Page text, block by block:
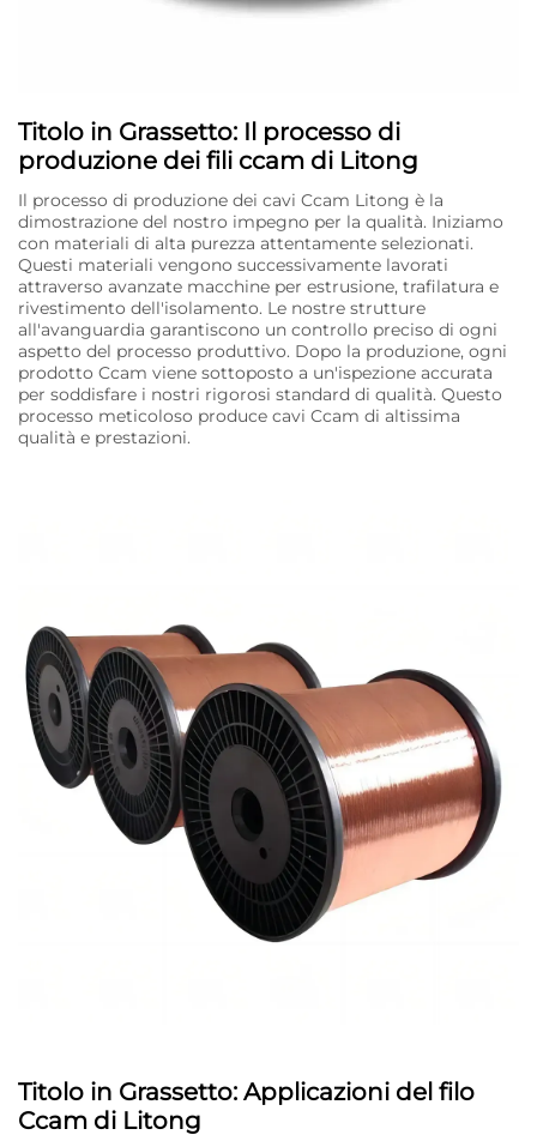
Titolo in Grassetto: Il processo di
produzione dei fili ccam di Litong
Il processo di produzione dei cavi Ccam Litong è la
dimostrazione del nostro impegno per la qualità. Iniziamo
con materiali di alta purezza attentamente selezionati.
Questi materiali vengono successivamente lavorati
attraverso avanzate macchine per estrusione, trafilatura e
rivestimento dell'isolamento. Le nostre strutture
all'avanguardia garantiscono un controllo preciso di ogni
aspetto del processo produttivo. Dopo la produzione, ogni
prodotto Ccam viene sottoposto a un'ispezione accurata
per soddisfare i nostri rigorosi standard di qualità. Questo
processo meticoloso produce cavi Ccam di altissima
qualità e prestazioni.
Titolo in Grassetto: Applicazioni del filo
Ccam di Litong